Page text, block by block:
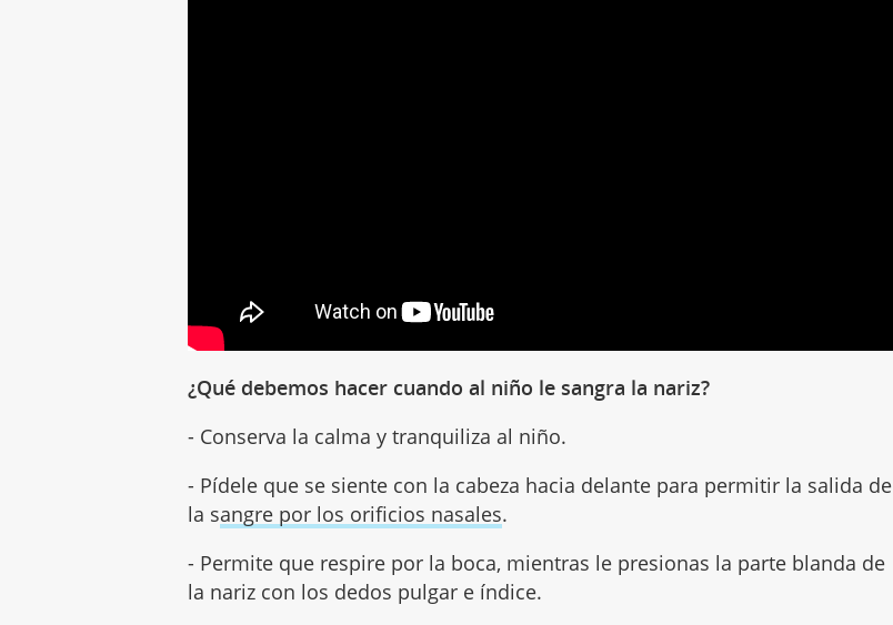
¿Qué debemos hacer cuando al niño le sangra la nariz?
- Conserva la calma y tranquiliza al niño.
- Pídele que se siente con la cabeza hacia delante para permitir la salida de
la sangre por los orificios nasales.
- Permite que respire por la boca, mientras le presionas la parte blanda de
la nariz con los dedos pulgar e índice.